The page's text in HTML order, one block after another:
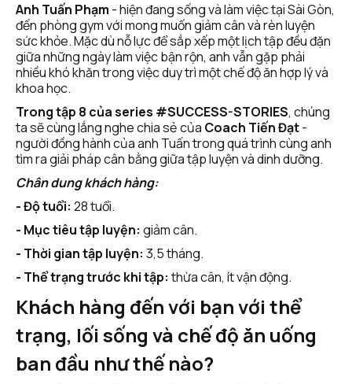
Anh Tuấn Phạm - hiện đang sống và làm việc tại Sài Gòn,
đến phòng gym với mong muốn giảm cân và rèn luyện
sức khỏe. Mặc dù nỗ lực để sắp xếp một lịch tập đều đặn
giữa những ngày làm việc bận rộn, anh vẫn gặp phải
nhiều khó khăn trong việc duy trì một chế độ ăn hợp lý và
khoa học.
Trong tập 8 của series #SUCCESS-STORIES, chúng
ta sẽ cùng lắng nghe chia sẻ của Coach Tiến Đạt -
người đồng hành của anh Tuấn trong quá trình cùng anh
tìm ra giải pháp cân bằng giữa tập luyện và dinh dưỡng.
Chân dung khách hàng:
- Độ tuổi: 28 tuổi.
- Mục tiêu tập luyện: giảm cân.
- Thời gian tập luyện: 3,5 tháng.
- Thể trạng trước khi tập: thừa cân, ít vận động.
Khách hàng đến với bạn với thể
trạng, lối sống và chế độ ăn uống
ban đầu như thế nào?